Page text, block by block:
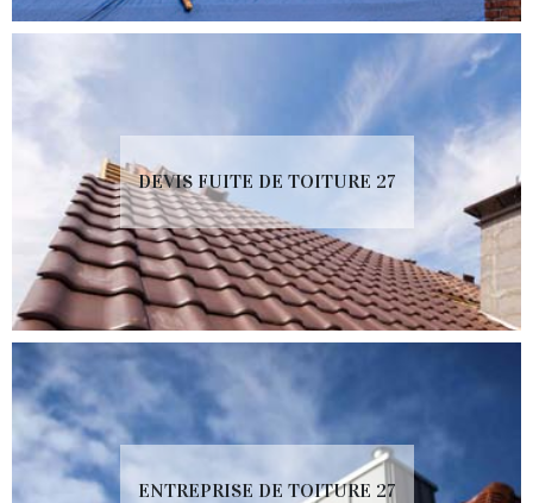
DEVIS FUITE DE TOITURE 27
ENTREPRISE DE TOITURE 27